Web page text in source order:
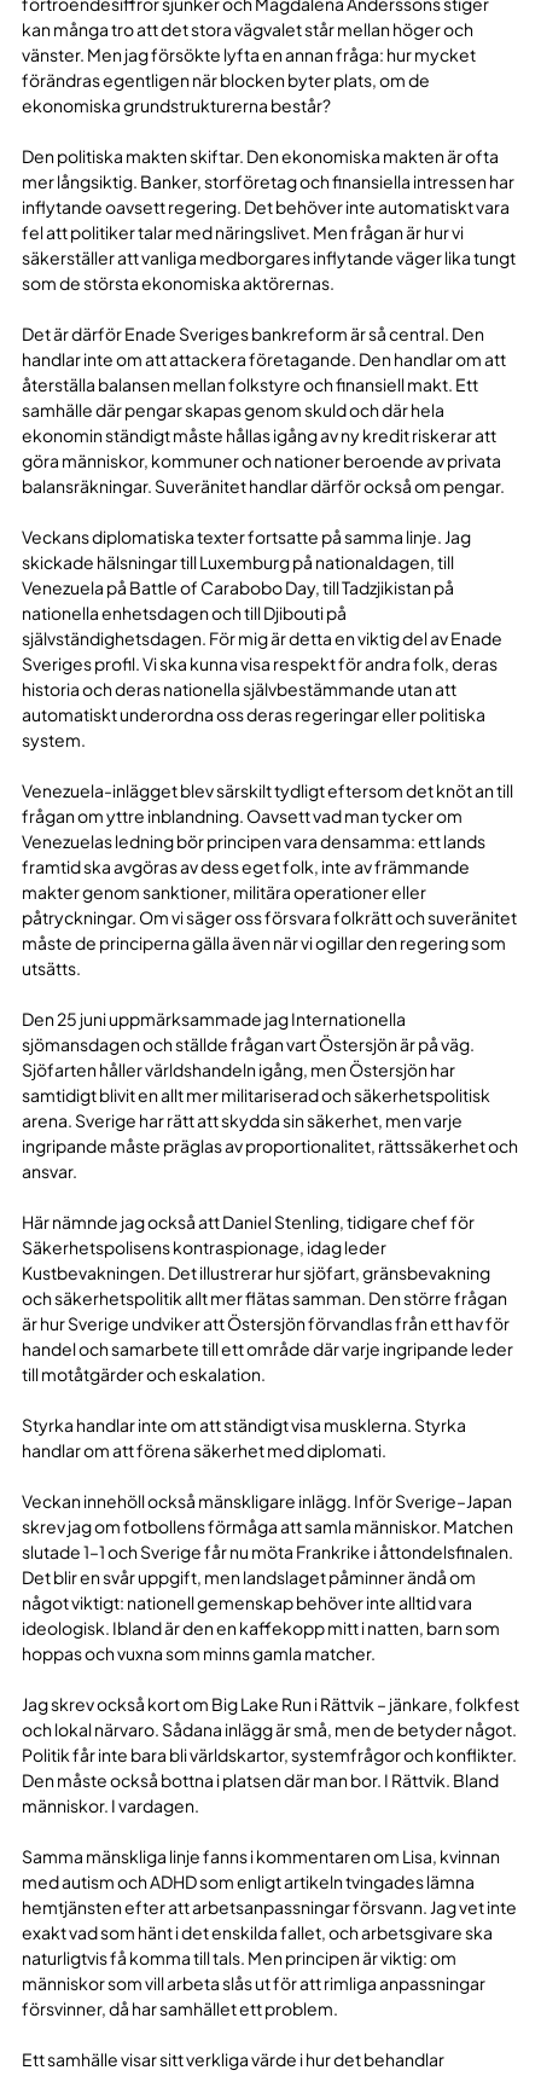
kan många tro att det stora vägvalet står mellan höger och
vänster. Men jag försökte lyfta en annan fråga: hur mycket
förändras egentligen när blocken byter plats, om de
ekonomiska grundstrukturerna består?
Den politiska makten skiftar. Den ekonomiska makten är ofta
mer långsiktig. Banker, storföretag och finansiella intressen har
inflytande oavsett regering. Det behöver inte automatiskt vara
fel att politiker talar med näringslivet. Men frågan är hur vi
säkerställer att vanliga medborgares inflytande väger lika tungt
som de största ekonomiska aktörernas.
Det är därför Enade Sveriges bankreform är så central. Den
handlar inte om att attackera företagande. Den handlar om att
återställa balansen mellan folkstyre och finansiell makt. Ett
samhälle där pengar skapas genom skuld och där hela
ekonomin ständigt måste hållas igång av ny kredit riskerar att
göra människor, kommuner och nationer beroende av privata
balansräkningar. Suveränitet handlar därför också om pengar.
Veckans diplomatiska texter fortsatte på samma linje. Jag
skickade hälsningar till Luxemburg på nationaldagen, till
Venezuela på Battle of Carabobo Day, till Tadzjikistan på
nationella enhetsdagen och till Djibouti på
självständighetsdagen. För mig är detta en viktig del av Enade
Sveriges profil. Vi ska kunna visa respekt för andra folk, deras
historia och deras nationella självbestämmande utan att
automatiskt underordna oss deras regeringar eller politiska
system.
Venezuela-inlägget blev särskilt tydligt eftersom det knöt an till
frågan om yttre inblandning. Oavsett vad man tycker om
Venezuelas ledning bör principen vara densamma: ett lands
framtid ska avgöras av dess eget folk, inte av främmande
makter genom sanktioner, militära operationer eller
påtryckningar. Om vi säger oss försvara folkrätt och suveränitet
måste de principerna gälla även när vi ogillar den regering som
utsätts.
Den 25 juni uppmärksammade jag Internationella
sjömansdagen och ställde frågan vart Östersjön är på väg.
Sjöfarten håller världshandeln igång, men Östersjön har
samtidigt blivit en allt mer militariserad och säkerhetspolitisk
arena. Sverige har rätt att skydda sin säkerhet, men varje
ingripande måste präglas av proportionalitet, rättssäkerhet och
ansvar.
Här nämnde jag också att Daniel Stenling, tidigare chef för
Säkerhetspolisens kontraspionage, idag leder
Kustbevakningen. Det illustrerar hur sjöfart, gränsbevakning
och säkerhetspolitik allt mer flätas samman. Den större frågan
är hur Sverige undviker att Östersjön förvandlas från ett hav för
handel och samarbete till ett område där varje ingripande leder
till motåtgärder och eskalation.
Styrka handlar inte om att ständigt visa musklerna. Styrka
handlar om att förena säkerhet med diplomati.
Veckan innehöll också mänskligare inlägg. Inför Sverige–Japan
skrev jag om fotbollens förmåga att samla människor. Matchen
slutade 1–1 och Sverige får nu möta Frankrike i åttondelsfinalen.
Det blir en svår uppgift, men landslaget påminner ändå om
något viktigt: nationell gemenskap behöver inte alltid vara
ideologisk. Ibland är den en kaffekopp mitt i natten, barn som
hoppas och vuxna som minns gamla matcher.
Jag skrev också kort om Big Lake Run i Rättvik – jänkare, folkfest
och lokal närvaro. Sådana inlägg är små, men de betyder något.
Politik får inte bara bli världskartor, systemfrågor och konflikter.
Den måste också bottna i platsen där man bor. I Rättvik. Bland
människor. I vardagen.
Samma mänskliga linje fanns i kommentaren om Lisa, kvinnan
med autism och ADHD som enligt artikeln tvingades lämna
hemtjänsten efter att arbetsanpassningar försvann. Jag vet inte
exakt vad som hänt i det enskilda fallet, och arbetsgivare ska
naturligtvis få komma till tals. Men principen är viktig: om
människor som vill arbeta slås ut för att rimliga anpassningar
försvinner, då har samhället ett problem.
Ett samhälle visar sitt verkliga värde i hur det behandlar